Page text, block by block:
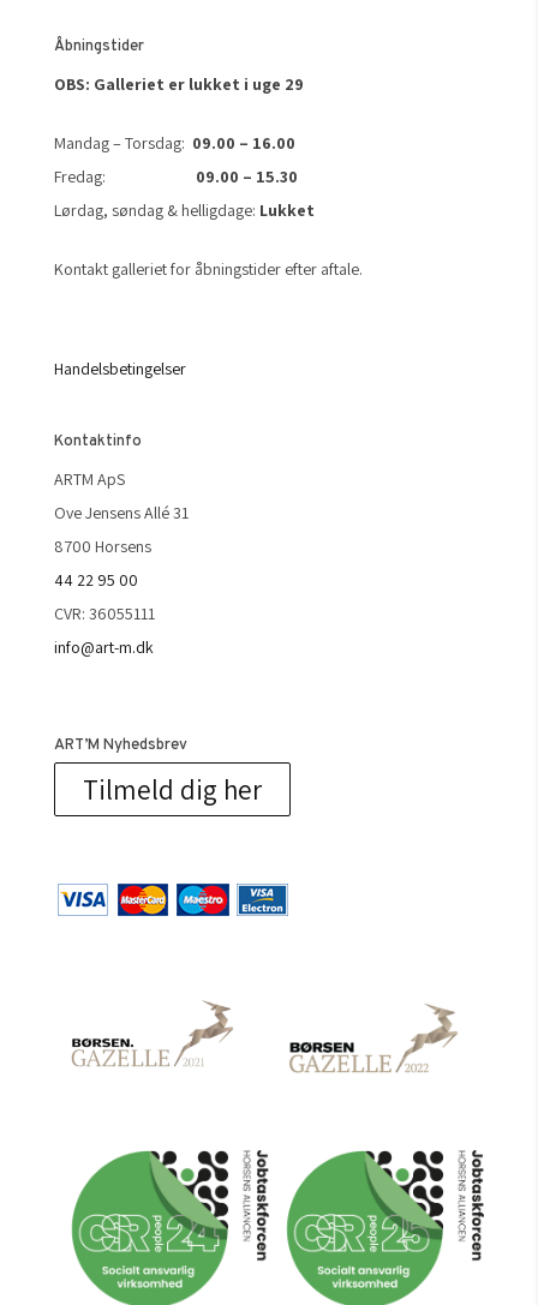
Åbningstider
OBS: Galleriet er lukket i uge 29
Mandag – Torsdag: 09.00 – 16.00
Fredag: 09.00 – 15.30
Lørdag, søndag & helligdage: Lukket
Kontakt galleriet for åbningstider efter aftale.
Handelsbetingelser
Kontaktinfo
ARTM ApS
Ove Jensens Allé 31
8700 Horsens
44 22 95 00
CVR: 36055111
info@art-m.dk
ART’M Nyhedsbrev
Tilmeld dig her